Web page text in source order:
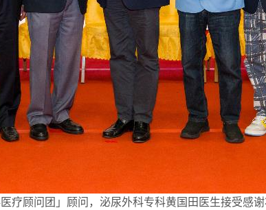
疗顾问团」顾问，泌尿外科专科黄国田医生接受感